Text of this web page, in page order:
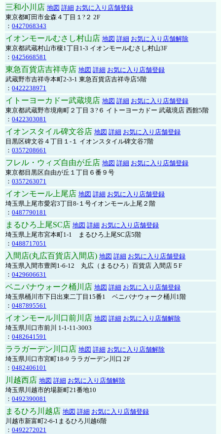
三和小川店 地図 詳細 お気に入り店舗登録
東京都町田市金森４丁目１?２ 2F
： 0427068343
イオンモールむさし村山店 地図 詳細 お気に入り店舗解除
東京都武蔵村山市榎1丁目1-3 イオンモールむさし村山3F
： 0425668581
東急百貨店吉祥寺店 地図 詳細 お気に入り店舗登録
武蔵野市吉祥寺本町2-3-1 東急百貨店吉祥寺店5階
： 0422238971
イトーヨーカドー武蔵境店 地図 詳細 お気に入り店舗登録
東京都武蔵野市境南町２丁目３?６ イトーヨーカドー 武蔵境店 西館5階
： 0422303081
イオンスタイル碑文谷店 地図 詳細 お気に入り店舗登録
目黒区碑文谷４丁目１-１ イオンスタイル碑文谷7階
： 0357208661
フレル・ウィズ自由が丘店 地図 詳細 お気に入り店舗登録
東京都目黒区自由が丘１丁目６番９号
： 0357263071
イオンモール上尾店 地図 詳細 お気に入り店舗登録
埼玉県上尾市愛宕3丁目8-１号イオンモール上尾２階
： 0487790181
まるひろ上尾SC店 地図 詳細 お気に入り店舗登録
埼玉県上尾市宮本町1-1 まるひろ上尾SC店5階
： 0488717051
入間店(丸広百貨店入間店) 地図 詳細 お気に入り店舗登録
埼玉県入間市豊岡1-6-12 丸広（まるひろ）百貨店 入間店５F
： 0429606631
ベニバナウォーク桶川店 地図 詳細 お気に入り店舗登録
埼玉県桶川市下日出東二丁目15番1 ベニバナウォーク桶川1階
： 0487895561
イオンモール川口前川店 地図 詳細 お気に入り店舗解除
埼玉県川口市前川 1-1-11-3003
： 0482641591
ララガーデン川口店 地図 詳細 お気に入り店舗解除
埼玉県川口市宮町18-9 ララガーデン川口 2F
： 0482406101
川越西店 地図 詳細 お気に入り店舗解除
埼玉県川越市的場新町21番地10
： 0492390081
まるひろ川越店 地図 詳細 お気に入り店舗登録
川越市新富町2-6-1まるひろ川越6階
： 0492272021